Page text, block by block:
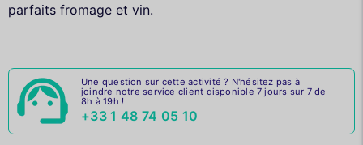
parfaits fromage et vin.
Une question sur cette activité ? N'hésitez pas à
joindre notre service client disponible 7 jours sur 7 de
8h à 19h !
+33 1 48 74 05 10